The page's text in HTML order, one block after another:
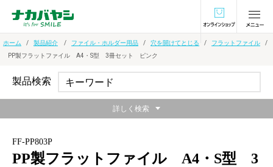
オンラインショ
ホーム 製品紹介 ファイル・ホルダー用品 穴を開けてとじる
フラットファイル
PP製フラットファイル A4・S型 3冊セット ピンク
FF-PP803P
PP製フラットファイル A4・S型 3
製品検索
詳しく検索